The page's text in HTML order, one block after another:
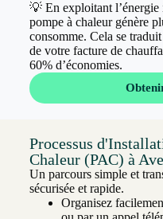
💡 En exploitant l’énergie
pompe à chaleur génère
consomme. Cela se
de votre facture de
60% d’économies.
Processus
Chaleur (PAC) à
Un parcours simple et
sécurisée et rapide.
Organisez